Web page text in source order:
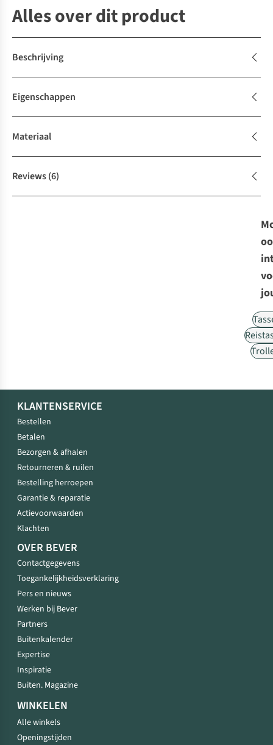
Alles over dit product
Beschrijving
Eigenschappen
Materiaal
Reviews(6)
KLANTENSERVICE
Bestellen
Betalen
Bezorgen & afhalen
Retourneren & ruilen
Bestelling herroepen
Garantie & reparatie
Actievoorwaarden
Klachten
OVER BEVER
Contactgegevens
Toegankelijkheidsverklaring
Pers en nieuws
Werken bij Bever
Partners
Buitenkalender
Expertise
Inspiratie
Buiten. Magazine
WINKELEN
Alle winkels
Openingstijden